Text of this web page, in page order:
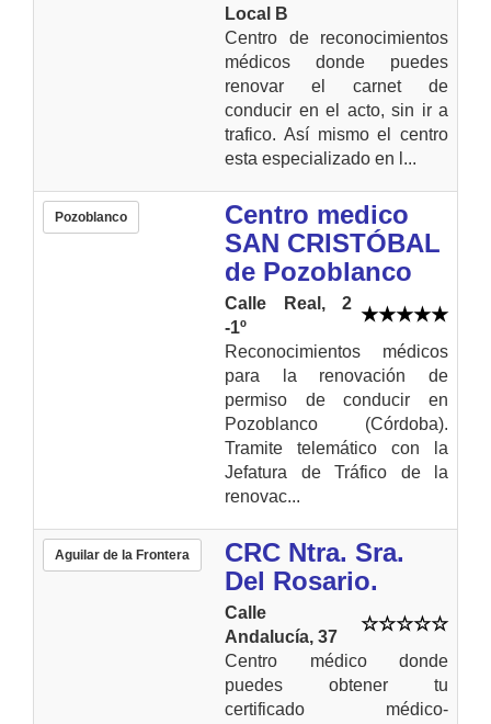
Local B
Centro de reconocimientos
médicos donde puedes
renovar el carnet de
conducir en el acto, sin ir a
trafico. Así mismo el centro
esta especializado en l...
Pozoblanco
Centro medico
SAN CRISTÓBAL
de Pozoblanco
Calle Real, 2
-1º
Reconocimientos médicos
para la renovación de
permiso de conducir en
Pozoblanco (Córdoba).
Tramite telemático con la
Jefatura de Tráfico de la
renovac...
Aguilar de la Frontera
CRC Ntra. Sra.
Del Rosario.
Calle
Andalucía, 37
Centro médico donde
puedes obtener tu
certificado médico-